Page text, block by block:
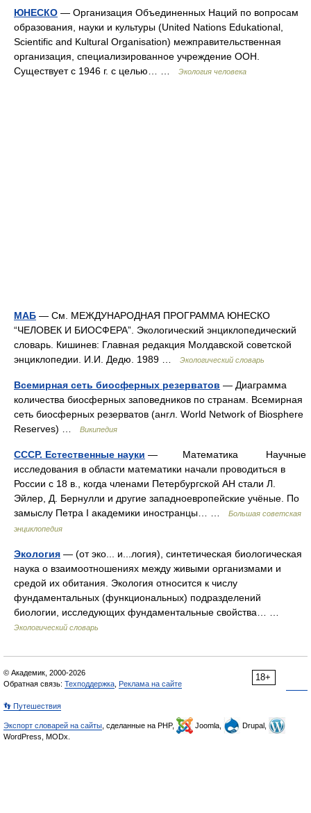
ЮНЕСКО — Организация Объединенных Наций по вопросам
образования, науки и культуры (United Nations Edukational,
Scientific and Kultural Organisation) межправительственная
организация, специализированное учреждение ООН.
Существует с 1946 г. с целью… …
Экология человека
МАБ — См. МЕЖДУНАРОДНАЯ ПРОГРАММА ЮНЕСКО
“ЧЕЛОВЕК И БИОСФЕРА”. Экологический энциклопедический
словарь. Кишинев: Главная редакция Молдавской советской
энциклопедии. И.И. Дедю. 1989 …
Экологический словарь
Всемирная сеть биосферных резерватов — Диаграмма
количества биосферных заповедников по странам. Всемирная
сеть биосферных резерватов (англ. World Network of Biosphere
Reserves) …
Википедия
СССР. Естественные науки — Математика Научные
исследования в области математики начали проводиться в
России с 18 в., когда членами Петербургской АН стали Л.
Эйлер, Д. Бернулли и другие западноевропейские учёные. По
замыслу Петра I академики иностранцы… …
Большая советская
энциклопедия
Экология — (от эко... и...логия), синтетическая биологическая
наука о взаимоотношениях между живыми организмами и
средой их обитания. Экология относится к числу
фундаментальных (функциональных) подразделений
биологии, исследующих фундаментальные свойства… …
Экологический словарь
18+
© Академик, 2000-2026
Обратная связь: Техподдержка Реклама на сайте
👣 Путешествия
Экспорт словарей на сайты , сделанные на PHP, Joomla,
Drupal,
WordPress, MODx.